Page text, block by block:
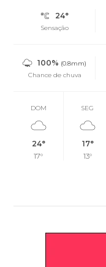
24°
Sensação
100% (0.8mm)
Chance de chuva
DOM
24°
17°
SEG
17°
13°